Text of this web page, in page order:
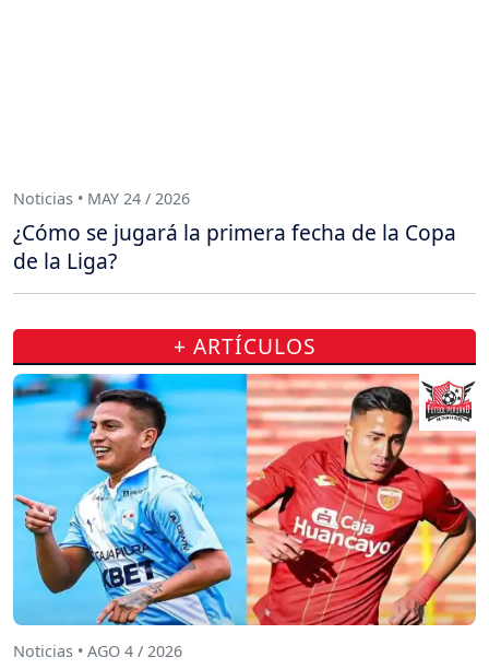
Noticias • MAY 24 / 2026
¿Cómo se jugará la primera fecha de la Copa
de la Liga?
+ ARTÍCULOS
Noticias • AGO 4 / 2026